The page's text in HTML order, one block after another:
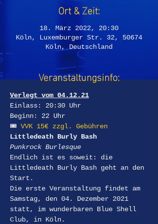
Ort & Zeit:
18. März 2022, 20:30
Köln, Luxemburger Str. 32, 50674
Köln, Deutschland
Veranstaltungsinfo:
Verlegt vom 04.12.21
Einlass: 20:30 Uhr
Beginn: 22 Uhr
🎟 VVK 15€ zzgl. Gebühren
Littledeath Burly Bash
Punkrock Burlesque
Endlich ist es soweit: die
Littledeath Burly Bash geht an den
Start.
Die erste Veranstaltung findet am
Samstag, den 04. Dezember 2021
statt, im wunderbaren Blue Shell
Club, in Köln.